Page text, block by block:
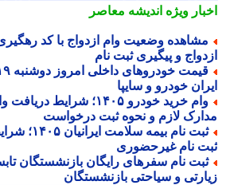
ویژهاندیشه معاصر
وضعیت وام ازدواج با کد رهگیری؛
و پیگیری ثبت نام
خودرو و سایپا
وام خرید خودرو ۱۴۰۵؛ شرایط
لازم و نحوه ثبت درخواست
ثبت نام بیمه سلامت
نام غیرحضوری
و سیاحتی بازنشستگان